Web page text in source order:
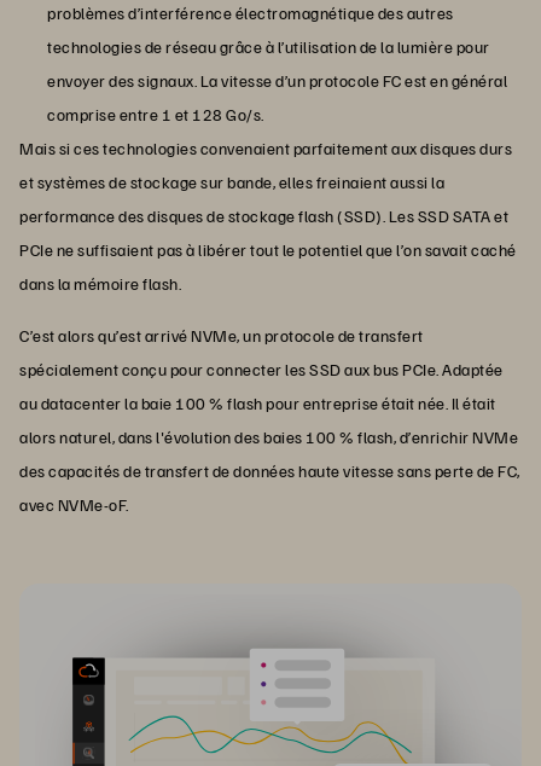
problèmes d’interférence électromagnétique des autres
technologies de réseau grâce à l’utilisation de la lumière pour
envoyer des signaux. La vitesse d’un protocole FC est en général
comprise entre 1 et 128 Go/s.
Mais si ces technologies convenaient parfaitement aux disques durs
et systèmes de stockage sur bande, elles freinaient aussi la
performance des disques de stockage flash (SSD). Les SSD SATA et
PCIe ne suffisaient pas à libérer tout le potentiel que l’on savait caché
dans la mémoire flash.
C’est alors qu’est arrivé NVMe, un protocole de transfert
spécialement conçu pour connecter les SSD aux bus PCIe. Adaptée
au datacenter la baie 100 % flash pour entreprise était née. Il était
alors naturel, dans l'évolution des baies 100 % flash, d’enrichir NVMe
des capacités de transfert de données haute vitesse sans perte de FC,
avec NVMe-oF.